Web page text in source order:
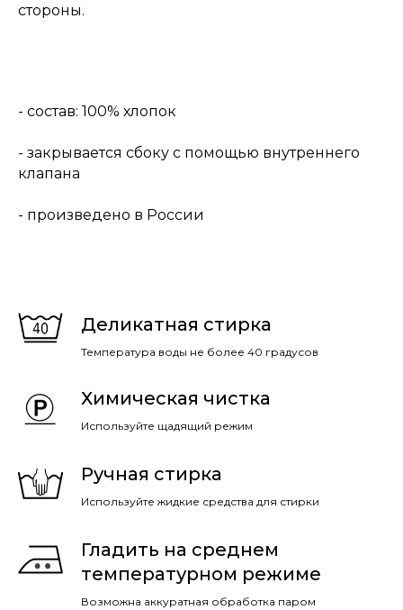
стороны.
- состав: 100% хлопок
- закрывается сбоку с помощью внутреннего
клапана
- произведено в России
Деликатная стирка
Температура воды не более 40 градусов
Химическая чистка
Используйте щадящий режим
Ручная стирка
Используйте жидкие средства для стирки
Гладить на среднем
температурном режиме
Возможна аккуратная обработка паром